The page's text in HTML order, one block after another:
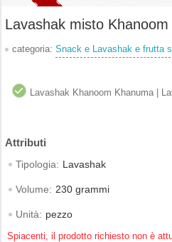
Lavashak misto
categoria: Snack e Lavashak e frutta
Lavashak Khanoom Khanuma |
Tipologia: Lavashak
Volume: 230 grammi
Unità: pezzo
Spiacenti, il prodotto richiesto non è